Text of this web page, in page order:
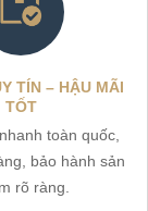
TÍN – HẬU MÃI
TỐT
toàn quốc,
bảo hành sản
rõ ràng.